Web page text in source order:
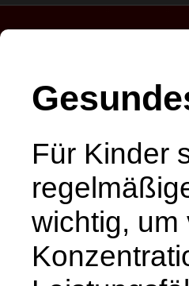
Für Kinder
wichtig, um